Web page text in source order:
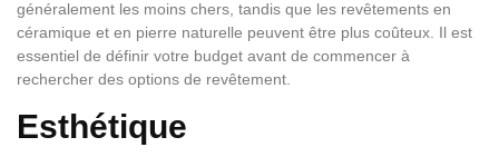
généralement les moins chers, tandis que les revêtements en
céramique et en pierre naturelle peuvent être plus coûteux. Il est
essentiel de définir votre budget avant de commencer à
rechercher des options de revêtement.
Esthétique